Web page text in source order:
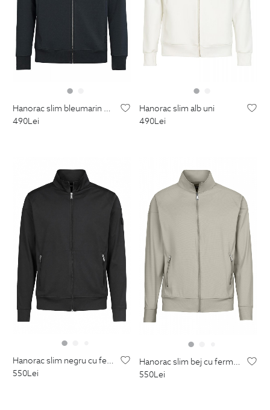
hanorac slim bleumarin uni
490Lei
hanorac slim alb uni
490Lei
hanorac slim negru cu fermoar
550Lei
hanorac slim bej cu fermoar
550Lei